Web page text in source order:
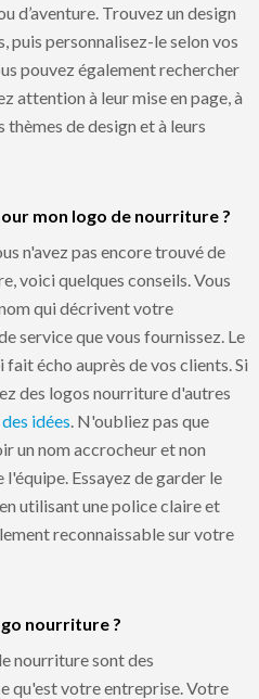
d’aventure. Trouvez un design
puis personnalisez-le selon vos
pouvez également rechercher
attention à leur mise en page, à
thèmes de design et à leurs
mon logo de nourriture ?
n'avez pas encore trouvé de
voici quelques conseils. Vous
qui décrivent votre
service que vous fournissez. Le
écho auprès de vos clients. Si
des logos nourriture d'autres
idées . N'oubliez pas que
un nom accrocheur et non
Essayez de garder le
utilisant une police claire et
reconnaissable sur votre
nourriture ?
nourriture sont des
qu'est votre entreprise. Votre